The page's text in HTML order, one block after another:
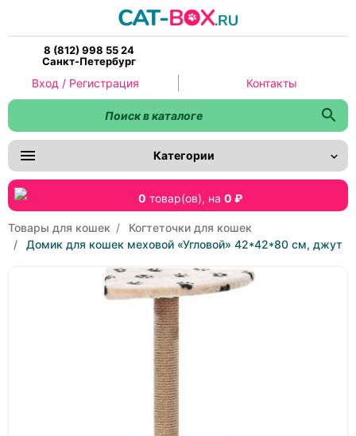
8 (812) 998 55 24
Санкт-Петербург
0 товар(ов), на 0 ₽
Категории
Вход / Регистрация Контакты
Товары для кошек
Когтеточки для кошек
Домик для кошек меховой «Угловой» 42*42*80 см, джут